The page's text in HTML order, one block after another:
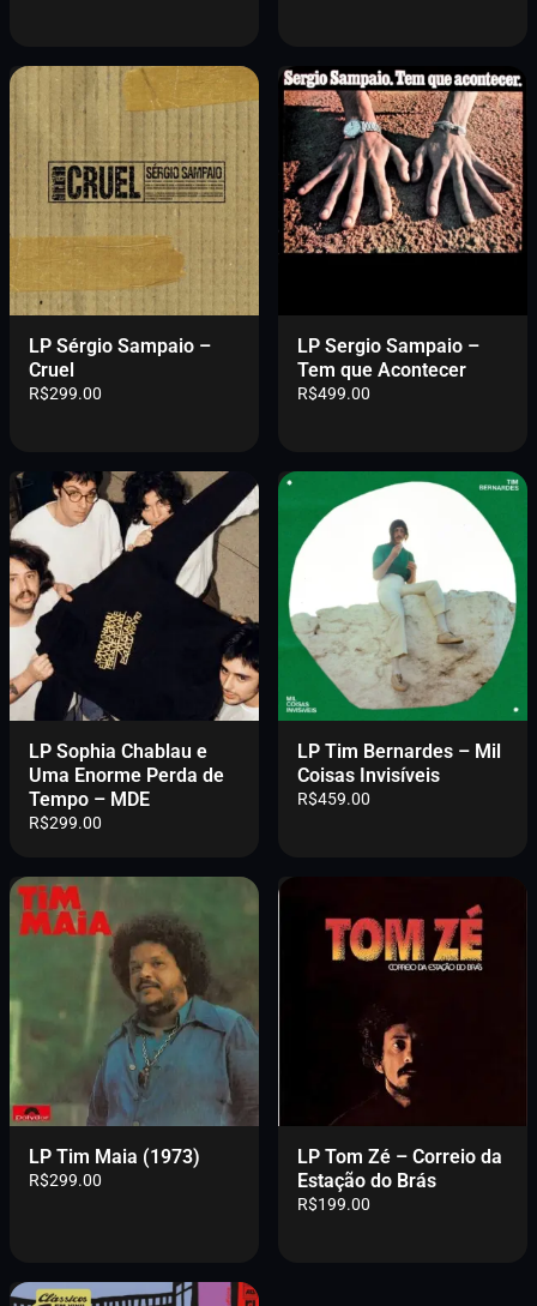
LP Sérgio Sampaio –
Cruel
R$299.00
LP Sergio Sampaio –
Tem que Acontecer
R$499.00
LP Sophia Chablau e
Uma Enorme Perda de
Tempo – MDE
R$299.00
LP Tim Bernardes – Mil
Coisas Invisíveis
R$459.00
LP Tim Maia (1973)
R$299.00
LP Tom Zé – Correio da
Estação do Brás
R$199.00